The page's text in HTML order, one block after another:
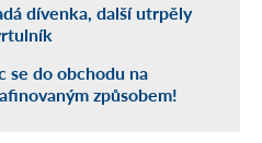
dívenka, další utrpěly
se do obchodu na
způsobem!